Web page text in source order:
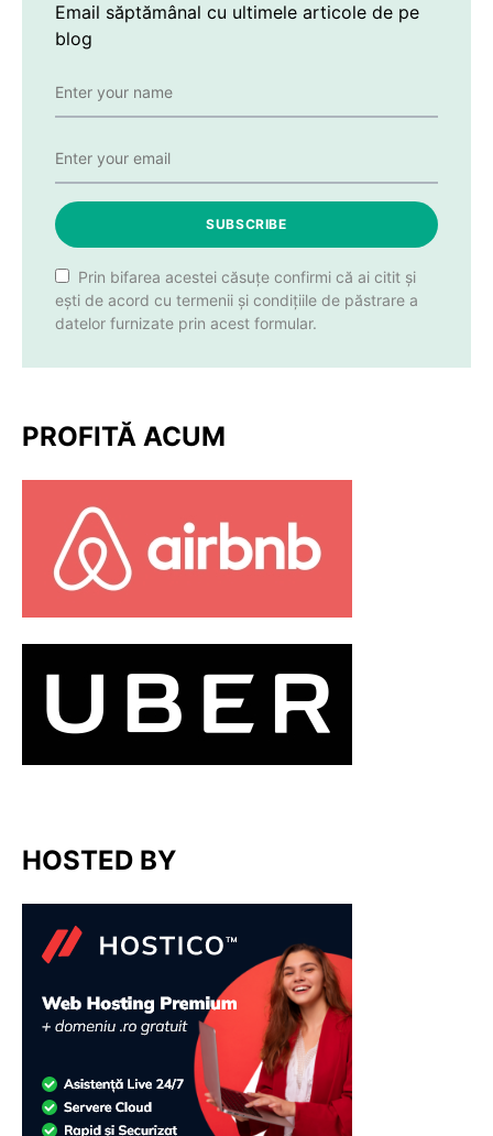
Email săptămânal cu ultimele articole de pe
blog
SUBSCRIBE
Prin bifarea acestei căsuțe confirmi că ai citit și
ești de acord cu termenii și condițiile de păstrare a
datelor furnizate prin acest formular.
PROFITĂ ACUM
HOSTED BY